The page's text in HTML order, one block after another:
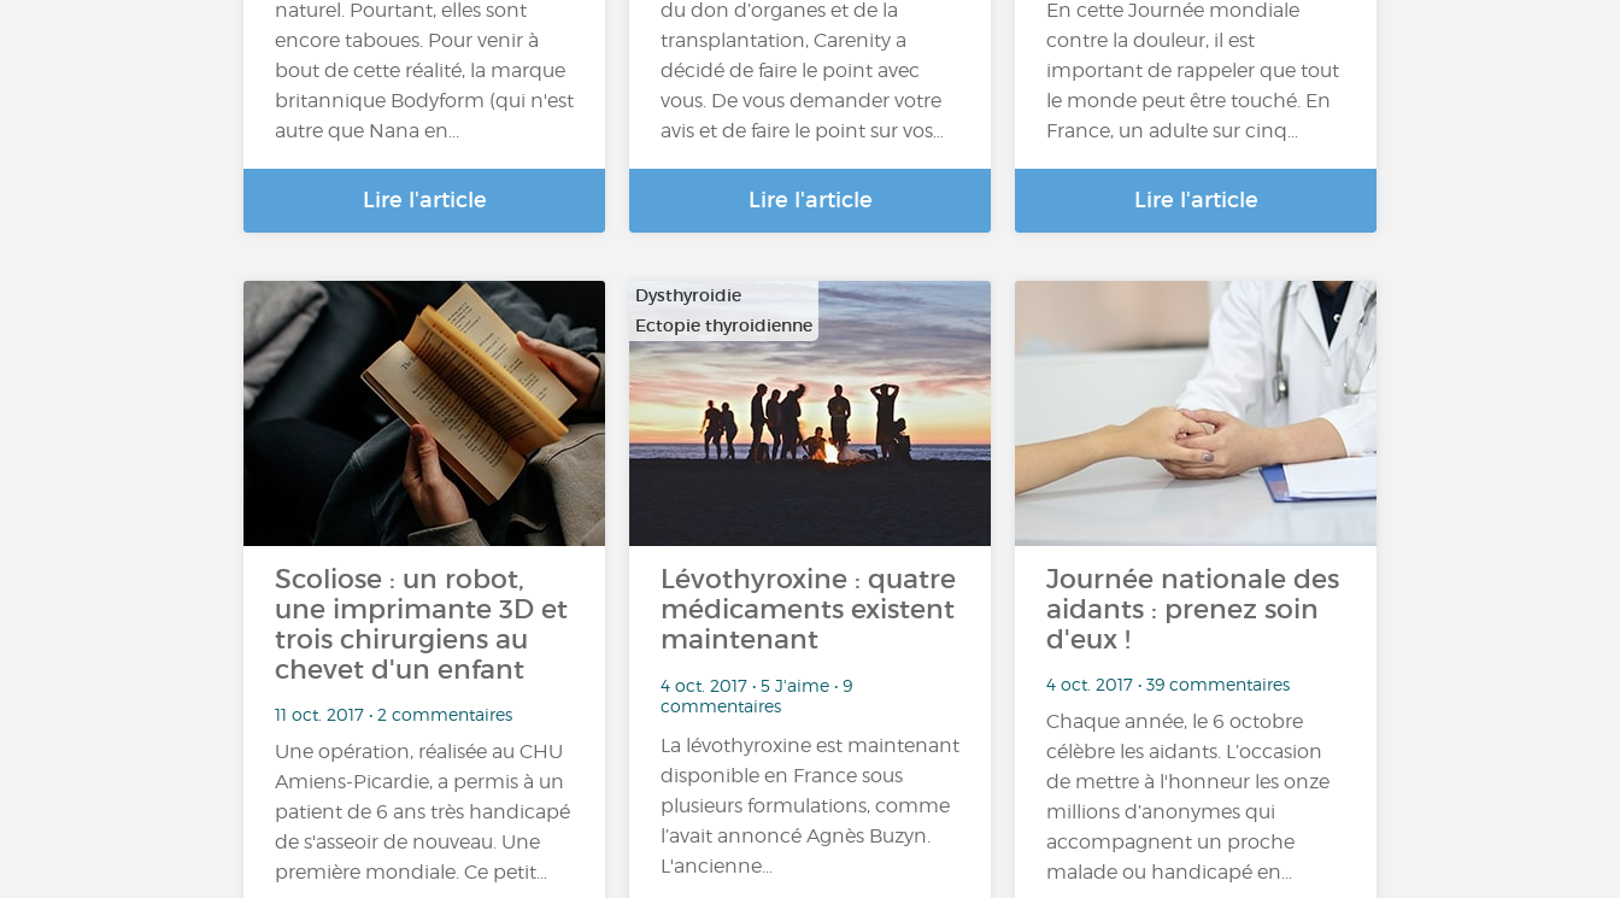
naturel. Pourtant, elles sont
encore taboues. Pour venir à
bout de cette réalité, la marque
britannique Bodyform (qui n'est
autre que Nana en...
Lire l'article
du don d’organes et de la
transplantation, Carenity a
décidé de faire le point avec
vous. De vous demander votre
avis et de faire le point sur vos…
Lire l'article
En cette Journée mondiale
contre la douleur, il est
important de rappeler que tout
le monde peut être touché. En
France, un adulte sur cinq…
Lire l'article
Scoliose : un robot,
une imprimante 3D et
trois chirurgiens au
chevet d'un enfant
11 oct. 2017 • 2 commentaires
Une opération, réalisée au CHU
Amiens-Picardie, a permis à un
patient de 6 ans très handicapé
de s'asseoir de nouveau. Une
première mondiale. Ce petit…
Dysthyroidie
Ectopie thyroidienne
…
Lévothyroxine : quatre
médicaments existent
maintenant
4 oct. 2017 • 5 J'aime • 9
commentaires
La lévothyroxine est maintenant
disponible en France sous
plusieurs formulations, comme
l’avait annoncé Agnès Buzyn.
L'ancienne…
Journée nationale des
aidants : prenez soin
d'eux !
4 oct. 2017 • 39 commentaires
Chaque année, le 6 octobre
célèbre les aidants. L’occasion
de mettre à l'honneur les onze
millions d’anonymes qui
accompagnent un proche
malade ou handicapé en…